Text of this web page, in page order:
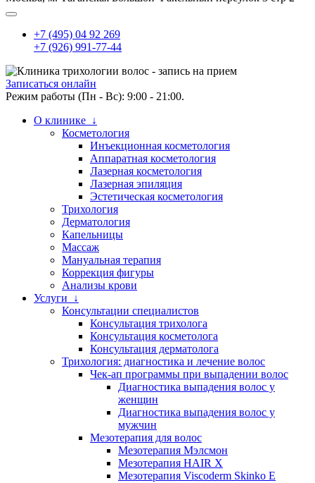
+7 (495) 04 92 269
+7 (926) 991-77-44
Записаться онлайн
Режим работы (Пн - Вс): 9:00 - 21:00.
О клинике ↓
Косметология
Инъекционная косметология
Аппаратная косметология
Лазерная косметология
Лазерная эпиляция
Эстетическая косметология
Трихология
Дерматология
Капельницы
Массаж
Мануальная терапия
Коррекция фигуры
Анализы крови
Услуги ↓
Консультации специалистов
Консультация трихолога
Консультация косметолога
Консультация дерматолога
Трихология: диагностика и лечение волос
Чек-ап программы при выпадении волос
Диагностика выпадения волос у
женщин
Диагностика выпадения волос у
мужчин
Мезотерапия для волос
Мезотерапия Мэлсмон
Мезотерапия HAIR X
Мезотерапия Viscoderm Skinko E